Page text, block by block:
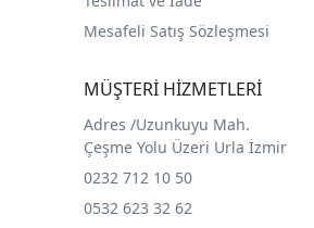
Mesafeli Satış Sözleşmesi
MÜŞTERİ HİZMETLERİ
Adres /Uzunkuyu Mah.
Çeşme Yolu Üzeri Urla İzmir
0232 712 10 50
0532 623 32 62